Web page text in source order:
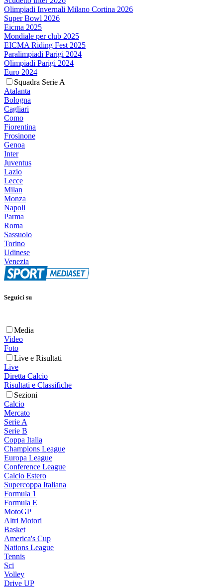
Olimpiadi Invernali Milano Cortina 2026
Super Bowl 2026
Eicma 2025
Mondiale per club 2025
EICMA Riding Fest 2025
Paralimpiadi Parigi 2024
Olimpiadi Parigi 2024
Euro 2024
Squadra Serie A
Atalanta
Bologna
Cagliari
Como
Fiorentina
Frosinone
Genoa
Inter
Juventus
Lazio
Lecce
Milan
Monza
Napoli
Parma
Roma
Sassuolo
Torino
Udinese
Venezia
Seguici su
Media
Video
Foto
Live e Risultati
Live
Diretta Calcio
Risultati e Classifiche
Sezioni
Calcio
Mercato
Serie A
Serie B
Coppa Italia
Champions League
Europa League
Conference League
Calcio Estero
Supercoppa Italiana
Formula 1
Formula E
MotoGP
Altri Motori
Basket
America's Cup
Nations League
Tennis
Sci
Volley
Drive UP